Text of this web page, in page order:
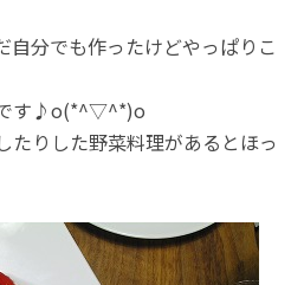
自分でも作ったけどやっぱりこ
です♪o(*^▽^*)o
たりした野菜料理があるとほっ